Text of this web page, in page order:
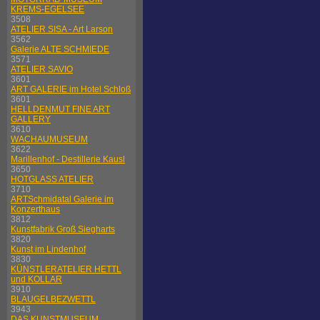
KREMS-EGELSEE
3508
ATELIER SISA - Art Larson
3562
Galerie ALTE SCHMIEDE
3571
ATELIER SAVIO
3601
ART GALERIE im Hotel Schloß
3601
HELLDENMUT FINE ART
GALLERY
3610
WACHAUMUSEUM
3622
Marillenhof - Destillerie Kausl
3650
HOTGLASS ATELIER
3710
ARTSchmidatal Galerie im
Konzerthaus
3812
Kunstfabrik Groß Siegharts
3820
Kunst im Lindenhof
3830
KÜNSTLERATELIER HETTL
und KOLLAR
3910
BLAUGELBEZWETTL
3943